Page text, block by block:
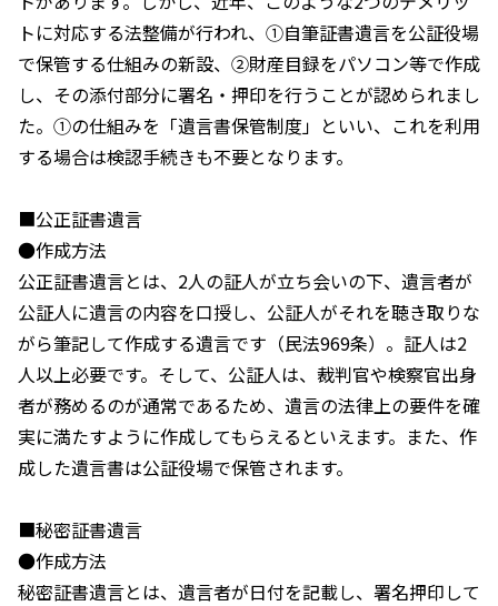
トに対応する法整備が行われ、①自筆証書遺言を公証役場
で保管する仕組みの新設、②財産目録をパソコン等で作成
し、その添付部分に署名・押印を行うことが認められまし
た。①の仕組みを「遺言書保管制度」といい、これを利用
する場合は検認手続きも不要となります。
■公正証書遺言
●作成方法
公正証書遺言とは、2人の証人が立ち会いの下、遺言者が
公証人に遺言の内容を口授し、公証人がそれを聴き取りな
がら筆記して作成する遺言です（民法969条）。証人は2
人以上必要です。そして、公証人は、裁判官や検察官出身
者が務めるのが通常であるため、遺言の法律上の要件を確
実に満たすように作成してもらえるといえます。また、作
成した遺言書は公証役場で保管されます。
■秘密証書遺言
●作成方法
秘密証書遺言とは、遺言者が日付を記載し、署名押印して